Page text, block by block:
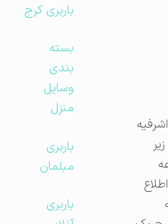
باربری کرج
بسته
بندی
وسایل
منزل
باربری
مبلمان
باربری